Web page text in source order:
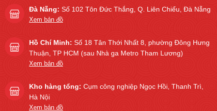
Đà Nẵng: Số 102 Tôn Đức Thắng, Q. Liên Chiểu, Đà Nẵng
Xem bản đồ
Hồ Chí Minh: Số 18 Tân Thới Nhất 8, phường Đông Hưng
Thuận, TP HCM (sau Nhà ga Metro Tham Lương)
Xem bản đồ
Kho hàng tổng: Cụm công nghiệp Ngọc Hồi, Thanh Trì,
Hà Nội
Xem bản đồ